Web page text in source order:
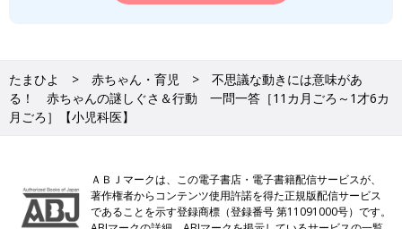
たまひよ 赤ちゃん・育児
不思議な動きには意味があ
る！ 赤ちゃんの謎しぐさ＆行動 一問一答［11カ月ごろ～1才6カ
月ごろ］【小児科医】
ＡＢＪマークは、この電子書店・電子書籍配信サービスが、
著作権者からコンテンツ使用許諾を得た正規版配信サービス
であることを示す登録商標（登録番号 第11091000号）です。